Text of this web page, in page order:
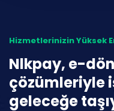
Hizmetlerinizin Yüksek
Nlkpay, e-
çözümleriyle
geleceğe